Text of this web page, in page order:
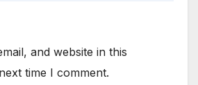
and website in this
time I comment.